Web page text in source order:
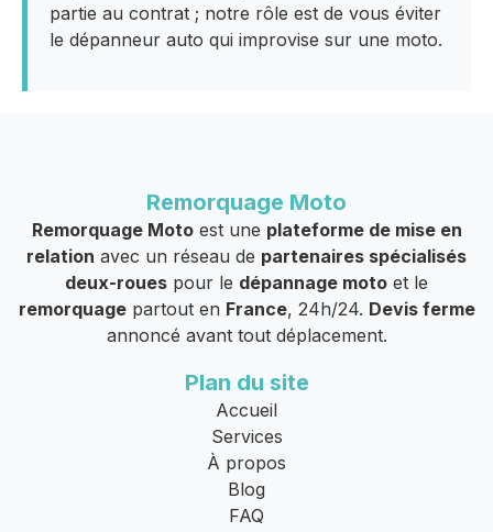
partie au contrat ; notre rôle est de vous éviter
le dépanneur auto qui improvise sur une moto.
Remorquage Moto
Remorquage Motoest une plateforme de mise en
relation avec un réseau de partenaires spécialisés
deux-roues pour le dépannage moto et le
remorquagepartout en France, 24h/24. Devis ferme
annoncé avant tout déplacement.
Plan du site
Accueil
Services
À propos
Blog
FAQ